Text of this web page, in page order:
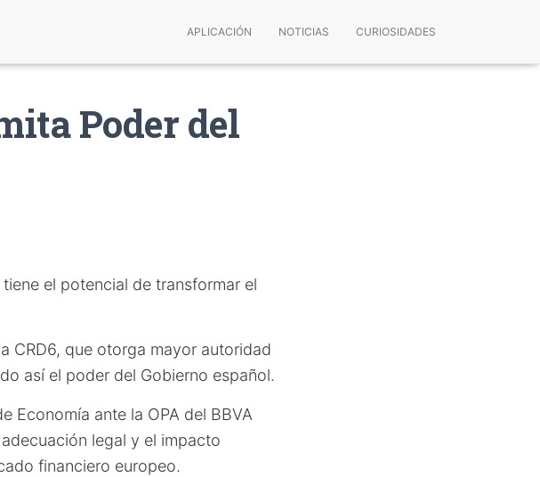
APLICACIÓN NOTICIAS CURIOSIDADES
Poder del
el potencial de transformar el
CRD6, que otorga mayor autoridad
así el poder del Gobierno español.
Economía ante la OPA del BBVA
legal y el impacto
financiero europeo.